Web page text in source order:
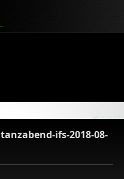
tanzabend-ifs-2018-08-